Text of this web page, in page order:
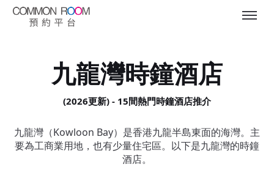
九龍灣時鐘酒店
(2026更新) - 15間熱門時鐘酒店推介
九龍灣（Kowloon Bay）是香港九龍半島東面的海灣。主
要為工商業用地，也有少量住宅區。以下是九龍灣的時鐘
酒店。